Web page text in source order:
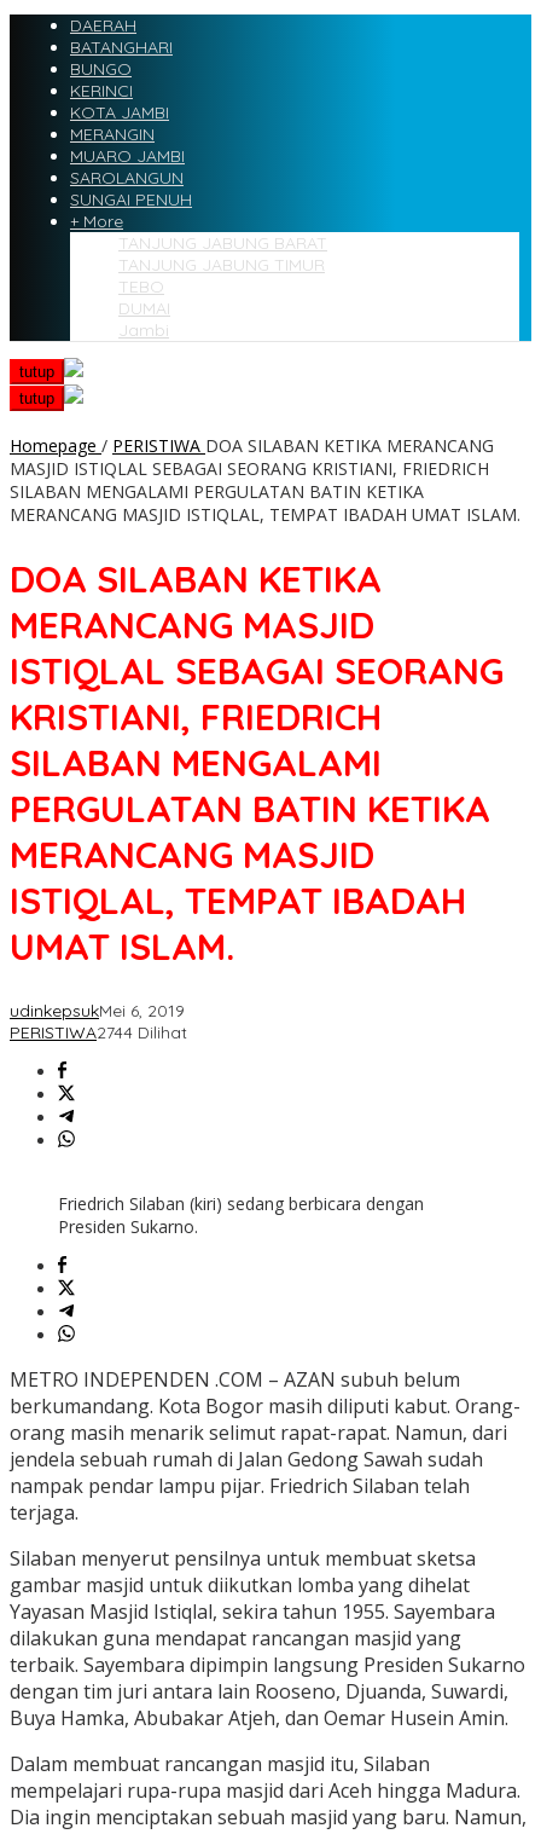
DAERAH
BATANGHARI
BUNGO
KERINCI
KOTA JAMBI
MERANGIN
MUARO JAMBI
SAROLANGUN
SUNGAI PENUH
+ More
TANJUNG JABUNG BARAT
TANJUNG JABUNG TIMUR
TEBO
DUMAI
Jambi
tutup
tutup
Homepage / PERISTIWA DOA SILABAN KETIKA MERANCANG
MASJID ISTIQLAL SEBAGAI SEORANG KRISTIANI, FRIEDRICH
SILABAN MENGALAMI PERGULATAN BATIN KETIKA
MERANCANG MASJID ISTIQLAL, TEMPAT IBADAH UMAT ISLAM.
DOA SILABAN KETIKA
MERANCANG MASJID
ISTIQLAL SEBAGAI SEORANG
KRISTIANI, FRIEDRICH
SILABAN MENGALAMI
PERGULATAN BATIN KETIKA
MERANCANG MASJID
ISTIQLAL, TEMPAT IBADAH
UMAT ISLAM.
udinkepsukMei 6, 2019
PERISTIWA2744 Dilihat
Friedrich Silaban (kiri) sedang berbicara dengan
Presiden Sukarno.
METRO INDEPENDEN .COM – AZAN subuh belum
berkumandang. Kota Bogor masih diliputi kabut. Orang-
orang masih menarik selimut rapat-rapat. Namun, dari
jendela sebuah rumah di Jalan Gedong Sawah sudah
nampak pendar lampu pijar. Friedrich Silaban telah
terjaga.
Silaban menyerut pensilnya untuk membuat sketsa
gambar masjid untuk diikutkan lomba yang dihelat
Yayasan Masjid Istiqlal, sekira tahun 1955. Sayembara
dilakukan guna mendapat rancangan masjid yang
terbaik. Sayembara dipimpin langsung Presiden Sukarno
dengan tim juri antara lain Rooseno, Djuanda, Suwardi,
Buya Hamka, Abubakar Atjeh, dan Oemar Husein Amin.
Dalam membuat rancangan masjid itu, Silaban
mempelajari rupa-rupa masjid dari Aceh hingga Madura.
Dia ingin menciptakan sebuah masjid yang baru. Namun,